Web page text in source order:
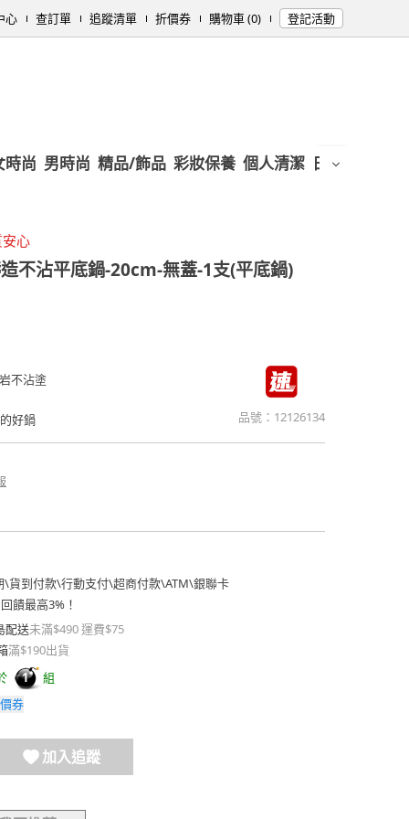
心 查訂單 追蹤清單 折價券 購物車 (0) 登記活動
時尚 男時尚 精品/飾品 彩妝保養 個人清潔 日用/紙品
心
不沾平底鍋-20cm-無蓋-1支(平底鍋)
不沾塗
好鍋 品號： 12126134
\貨到付款\行動支付\超商付款\ATM\銀聯卡
饋最高3%！
配送未滿$490 運費$75
滿$190出貨
1
組
券
加入追蹤